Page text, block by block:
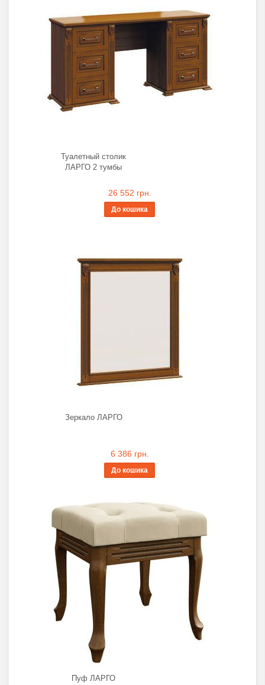
Туалетный столик
ЛАРГО 2 тумбы
26 552 грн.
До кошика
Зеркало ЛАРГО
6 386 грн.
До кошика
Пуф ЛАРГО